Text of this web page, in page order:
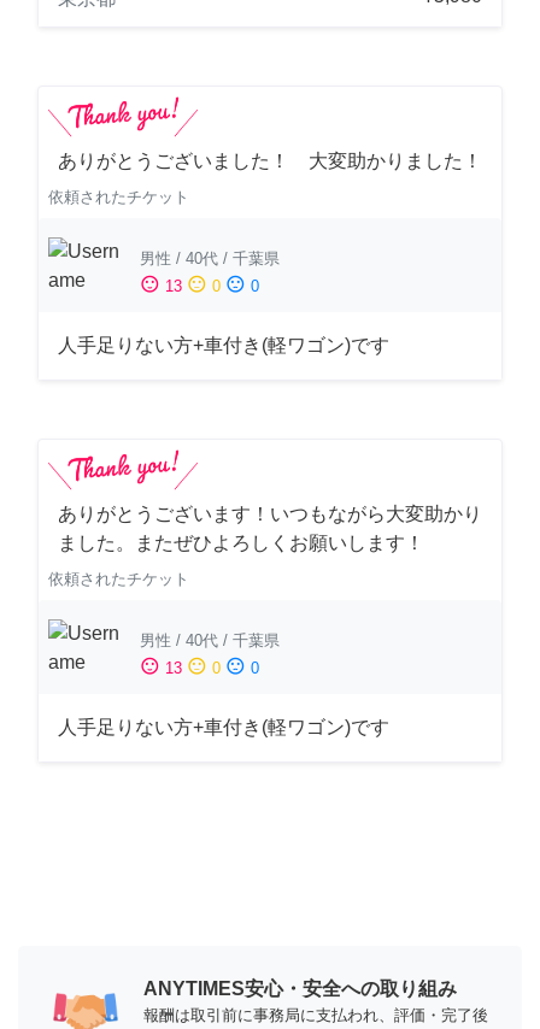
ありがとうございました！ 大変助かりました！
依頼されたチケット
男性 / 40代 / 千葉県
sentiment_satisfied 13 sentiment_neutral 0 sentiment_dissatisfied 0
人手足りない方+車付き(軽ワゴン)です
ありがとうございます！いつもながら大変助かり
ました。またぜひよろしくお願いします！
依頼されたチケット
男性 / 40代 / 千葉県
sentiment_satisfied 13 sentiment_neutral 0 sentiment_dissatisfied 0
人手足りない方+車付き(軽ワゴン)です
ANYTIMES安心・安全への取り組み
報酬は取引前に事務局に支払われ、評価・完了後